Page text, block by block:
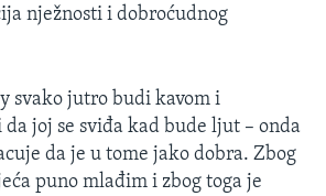
nježnosti i dobroćudnog
svako jutro budi kavom i
joj se sviđa kad bude ljut – onda
da je u tome jako dobra. Zbog
puno mlađim i zbog toga je